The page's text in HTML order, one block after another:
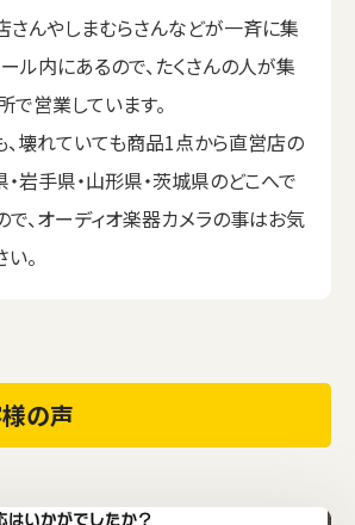
さんやしまむらさんなどが一斉に集
ル内にあるので、たくさんの人が集
で営業しています。
、壊れていても商品1点から直営店の
岩手県・山形県・茨城県のどこへで
で、オーディオ楽器カメラの事はお気
。
の声